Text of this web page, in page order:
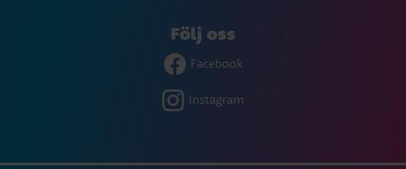
Följ oss
Facebook
Instagram